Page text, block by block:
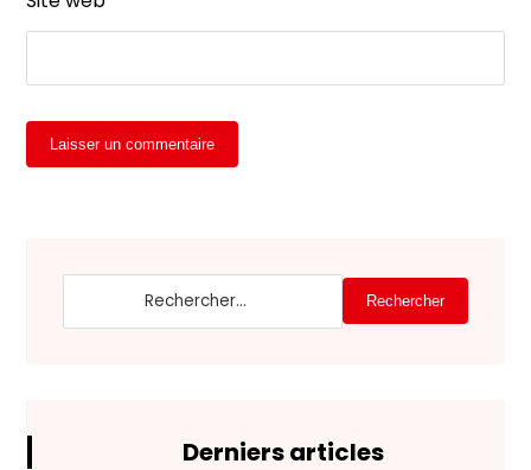
Laisser un commentaire
Rechercher
Derniers articles